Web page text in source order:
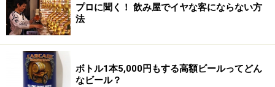
プロに聞く！ 飲み屋でイヤな客にならない方
法
ボトル1本5,000円もする高額ビールってどん
なビール？